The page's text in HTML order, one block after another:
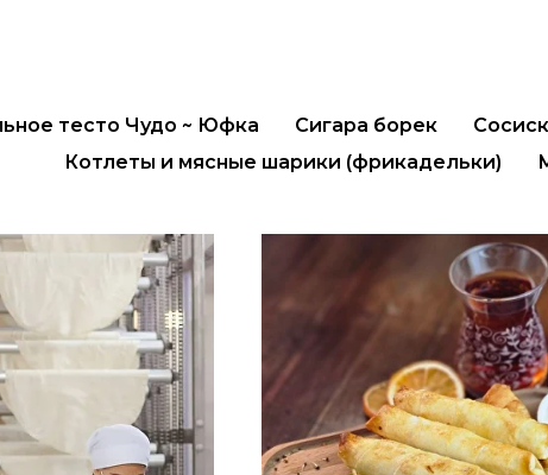
тесто Чудо ~ Юфка Сигара борек
Котлеты и мясные шарики (фрикадельки)